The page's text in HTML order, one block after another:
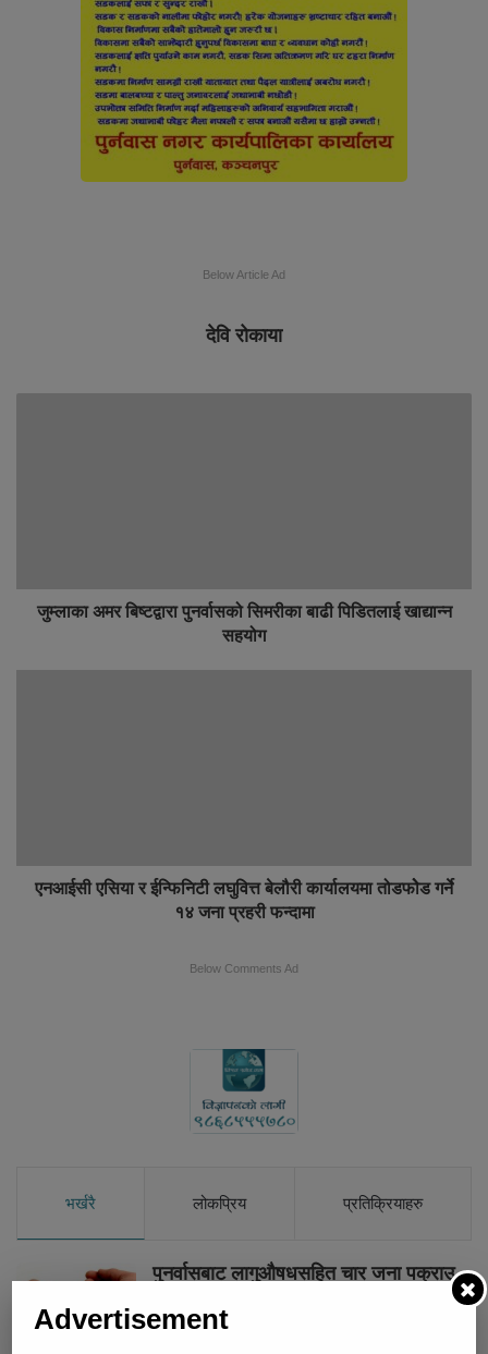
Below Article Ad
देवि रोकाया
जुम्लाका अमर बिष्टद्वारा पुनर्वासको सिमरीका बाढी पिडितलाई खाद्यान्न
सहयोग
एनआईसी एसिया र ईन्फिनिटी लघुवित्त बेलौरी कार्यालयमा तोडफोेड गर्ने
१४ जना प्रहरी फन्दामा
Below Comments Ad
भर्खरै लोकप्रिय प्रतिक्रियाहरु
पुनर्वासबाट लागुऔषधसहित चार जना पक्राउ
Advertisement